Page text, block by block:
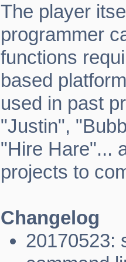
The player
programmer
functions
based
used in past
"Justin",
"Hire Hare"...
projects to
Changelog
20170523: